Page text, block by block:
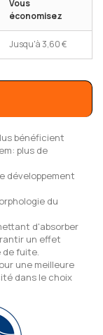
Vous
économisez
Jusqu'à3,60 €
bénéficient
plus de
développement
du
d'absorber
un effet
de fuite.
une meilleure
dans le choix